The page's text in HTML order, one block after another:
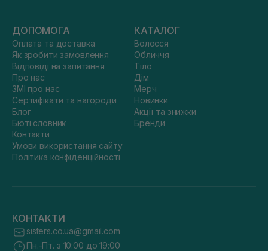
ДОПОМОГА
Оплата та доставка
Як зробити замовлення
Відповіді на запитання
Про нас
ЗМІ про нас
Сертифікати та нагороди
Блог
Бюті словник
Контакти
Умови використання сайту
Політика конфіденційності
КАТАЛОГ
Волосся
Обличчя
Тіло
Дім
Мерч
Новинки
Акції та знижки
Бренди
КОНТАКТИ
sisters.co.ua@gmail.com
Пн.-Пт. з 10:00 до 19:00